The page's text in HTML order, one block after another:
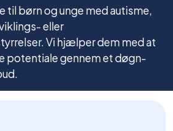
børn og unge med autisme,
eller
Vi hjælper dem med at
potentiale gennem et døgn-